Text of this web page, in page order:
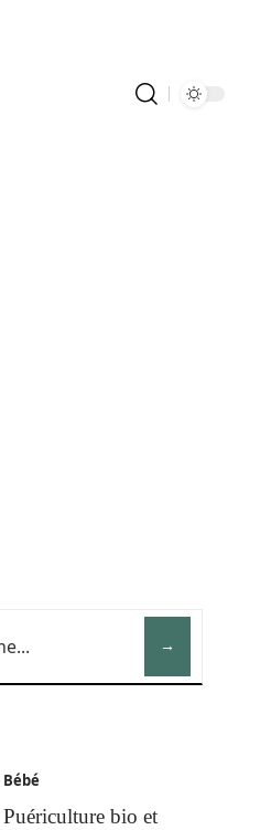
Bébé
Puériculture bio et